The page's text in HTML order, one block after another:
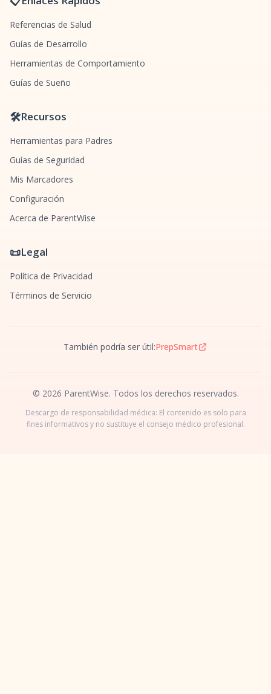
Referencias de Salud
Guías de Desarrollo
Herramientas de Comportamiento
Guías de Sueño
🛠️Recursos
Herramientas para Padres
Guías de Seguridad
Mis Marcadores
Configuración
Acerca de ParentWise
📜Legal
Política de Privacidad
Términos de Servicio
También podría ser útil:PrepSmart
© 2026 ParentWise. Todos los derechos reservados.
Descargo de responsabilidad médica: El contenido es solo para
fines informativos y no sustituye el consejo médico profesional.